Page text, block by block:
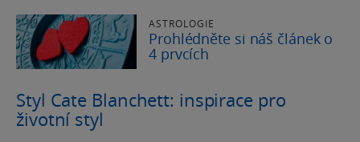
ASTROLOGIE
Prohlédněte si náš článek o
4 prvcích
Styl Cate Blanchett: inspirace pro
životní styl